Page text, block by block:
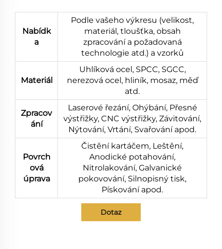
Nabídk
a
Podle vašeho výkresu (velikost,
materiál, tloušťka, obsah
zpracování a požadovaná
technologie atd.) a vzorků
Materiál
Uhlíková ocel, SPCC, SGCC,
nerezová ocel, hliník, mosaz, měď
atd.
Zpracov
ání
Laserové řezání, Ohýbání, Přesné
výstřižky, CNC výstřižky, Závitování,
Nýtování, Vrtání, Svařování apod.
Povrch
ová
úprava
Čistění kartáčem, Leštění,
Anodické potahování,
Nitrolakování, Galvanické
pokovování, Silnopisný tisk,
Pískování apod.
Dotaz